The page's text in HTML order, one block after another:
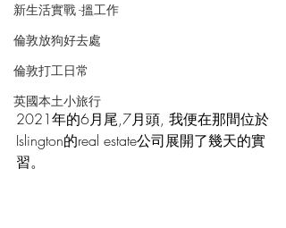
新生活實戰 -搵工作
倫敦放狗好去處
倫敦打工日常
英國本土小旅行
2021年的6月尾,7月頭, 我便在那間位於
Islington的real estate公司展開了幾天的實
習。